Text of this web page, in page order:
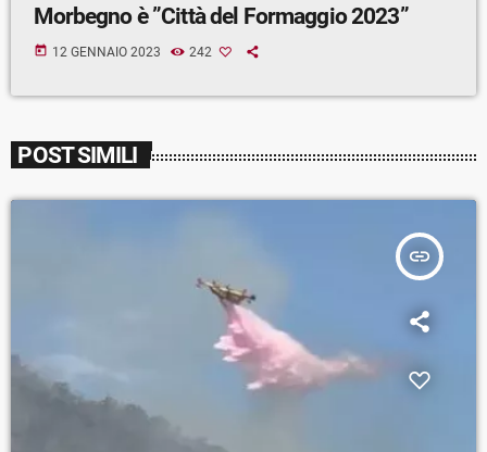
Morbegno è ”Città del Formaggio 2023”
today 12 GENNAIO 2023 242
POST SIMILI
insert_link